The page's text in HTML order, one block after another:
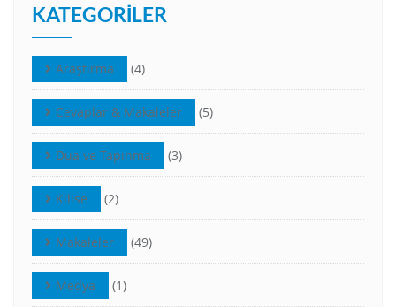
KATEGORILER
Araştırma (4)
Cevaplar & Makaleler (5)
Dua ve Tapınma (3)
Kilise (2)
Makaleler (49)
Medya (1)